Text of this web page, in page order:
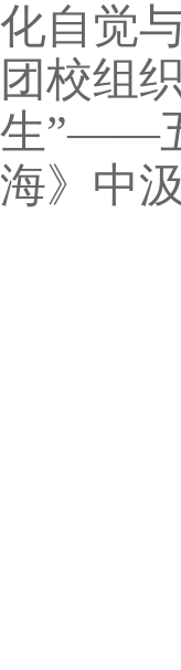
化自觉
团校组
生”——
海》中